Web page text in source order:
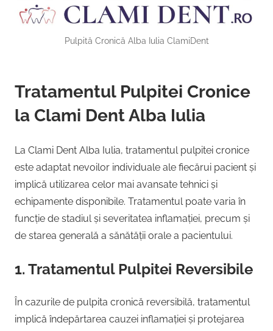
Pulpită Cronică Alba Iulia ClamiDent
Tratamentul Pulpitei Cronice
la Clami Dent Alba Iulia
La Clami Dent Alba Iulia, tratamentul pulpitei cronice
este adaptat nevoilor individuale ale fiecărui pacient și
implică utilizarea celor mai avansate tehnici și
echipamente disponibile. Tratamentul poate varia în
funcție de stadiul și severitatea inflamației, precum și
de starea generală a sănătății orale a pacientului.
1. Tratamentul Pulpitei Reversibile
În cazurile de pulpita cronică reversibilă, tratamentul
implică îndepărtarea cauzei inflamației și protejarea